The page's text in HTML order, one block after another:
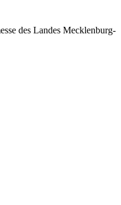
des Landes Mecklenburg-